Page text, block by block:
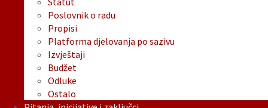
Poslovnik o radu
Propisi
Platforma djelovanja po sazivu
Izvještaji
Budžet
Odluke
Ostalo